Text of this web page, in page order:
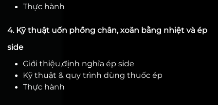
Thực hành
4. Kỹ thuật uốn phồng chân, xoăn bằng nhiệt và ép
side
Giới thiệu,định nghĩa ép side
Kỹ thuật & quy trình dùng thuốc ép
Thực hành